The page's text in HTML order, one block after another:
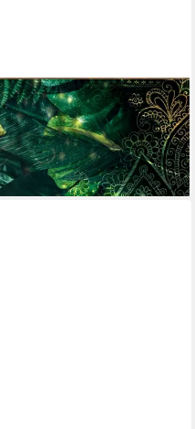
m, Matt, lichtbeständige